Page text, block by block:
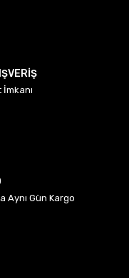
Aynı Gün Kargo